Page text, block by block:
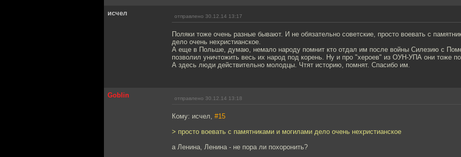
исчел отправлено 30.12.14 13:17
Поляки тоже очень разные бывают. И не обязательно советские, просто воевать с
дело очень нехристианское.
А еще в Польше, думаю, немало народу помнит кто отдал им после войны Силезию с
позволил уничтожить весь их народ под корень. Ну и про "хероев" из ОУН-УПА они тоже
А здесь люди действительно молодцы. Чтят историю, помнят. Спасибо им.
Goblin отправлено 30.12.14 13:18
Кому: исчел, #15
> просто воевать с памятниками и могилами дело очень нехристианское
а Ленина, Ленина - не пора ли похоронить?